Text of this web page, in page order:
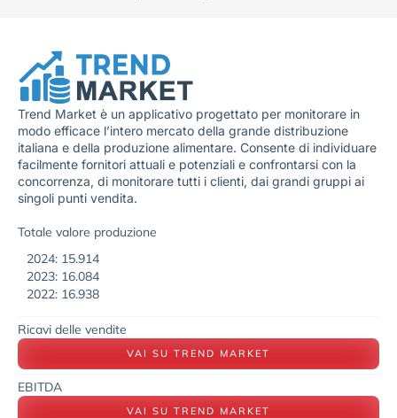
Trend Market è un applicativo progettato per monitorare in
modo efficace l’intero mercato della grande distribuzione
italiana e della produzione alimentare. Consente di individuare
facilmente fornitori attuali e potenziali e confrontarsi con la
concorrenza, di monitorare tutti i clienti, dai grandi gruppi ai
singoli punti vendita.
Totale valore produzione
2024: 15.914
2023: 16.084
2022: 16.938
Ricavi delle vendite
VAI SU TREND MARKET
EBITDA
VAI SU TREND MARKET